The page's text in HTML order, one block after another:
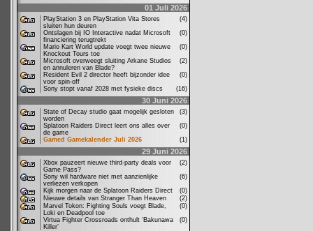
01 Juli 2026
PlayStation 3 en PlayStation Vita Stores
sluiten hun deuren
(4)
Ontslagen bij IO Interactive nadat Microsoft
financiering terugtrekt
(0)
Mario Kart World update voegt twee nieuwe
Knockout Tours toe
(0)
Microsoft overweegt sluiting Arkane Studios
en annuleren van Blade?
(2)
Resident Evil 2 director heeft bijzonder idee
voor spin-off
(0)
Sony stopt vanaf 2028 met fysieke discs
(16)
30 Juni 2026
State of Decay studio gaat mogelijk gesloten
worden
(3)
Splatoon Raiders Direct leert ons alles over
de game
(0)
Gamed Gamekalender Juli 2026
(1)
29 Juni 2026
Xbox pauzeert nieuwe third-party deals voor
Game Pass?
(2)
Sony wil hardware niet met aanzienlijke
verliezen verkopen
(6)
Kijk morgen naar de Splatoon Raiders Direct
(0)
Nieuwe details van Stranger Than Heaven
(2)
Marvel Tokon: Fighting Souls voegt Blade,
Loki en Deadpool toe
(0)
Virtua Fighter Crossroads onthult ‘Bakunawa
Killer’
(0)